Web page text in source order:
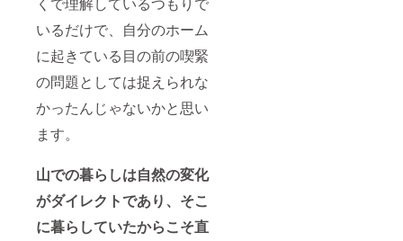
いるだけで、自分のホーム
に起きている目の前の喫緊
の問題としては捉えられな
かったんじゃないかと思い
ます。
山での暮らしは自然の変化
がダイレクトであり、そこ
に暮らしていたからこそ直